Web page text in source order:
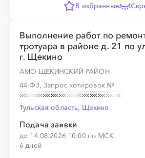
В избранные
Выполнение работ по
тротуара в районе д. 21 по
г. Щекино
АМО ЩЕКИНСКИЙ РАЙОН
44-ФЗ, Запрос котировок №
Тульская область, Щекино
Подача заявки
до 14.08.2026 10:00 по МСК
6 дней